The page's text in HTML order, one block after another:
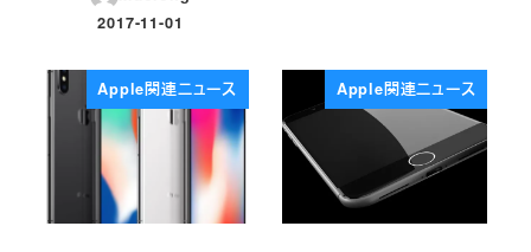
投稿日
2017-11-01
Apple関連ニュース Apple関連ニュース